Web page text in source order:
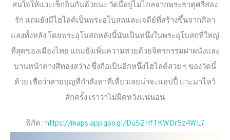
สนใจให้แวะเช็กอินกันด้วยนะ วัดนี้อยู่ไม่ไกลจากพระธาตุศรีสอง
รัก แถมยังมีไฮไลต์เป็นพระอุโบสถและเจดีย์ที่สร้างขึ้นจากศิลา
แลงทั้งหลัง โดยพระอุโบสถหลังนี้นับเป็นหนึ่งในพระอุโบสถที่ใหญ่
ที่สุดของเมืองไทย แถมยังเพิ่มความสวยด้วยจิตรกรรมฝาผนังและ
บานหน้าต่างสีทองสว่าง ซึ่งถือเป็นอีกหนึ่งไฮไลต์สวย ๆ ของวัดนี้
ด้วย เชื่อว่าสายบุญที่กำลังหาที่เที่ยวเลยน่าจะแฮปปี้ แวะมาไหว้
สักครั้ง เราว่าไม่ผิดหวังแน่นอน
พิกัด : https://maps.app.goo.gl/Du52HfTKWDr5z4WL7